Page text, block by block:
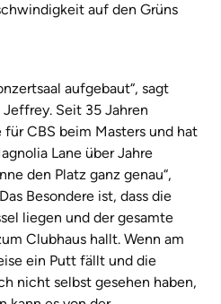
auf den Grüns
aufgebaut“, sagt
Seit 35 Jahren
CBS beim Masters und hat
Lane über Jahre
den Platz ganz genau“,
Besondere ist, dass die
liegen und der gesamte
Clubhaus hallt. Wenn am
ein Putt fällt und die
nicht selbst gesehen haben,